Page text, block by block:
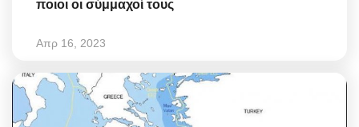
ποιοι οι σύμμαχοί τους
Απρ 16, 2023